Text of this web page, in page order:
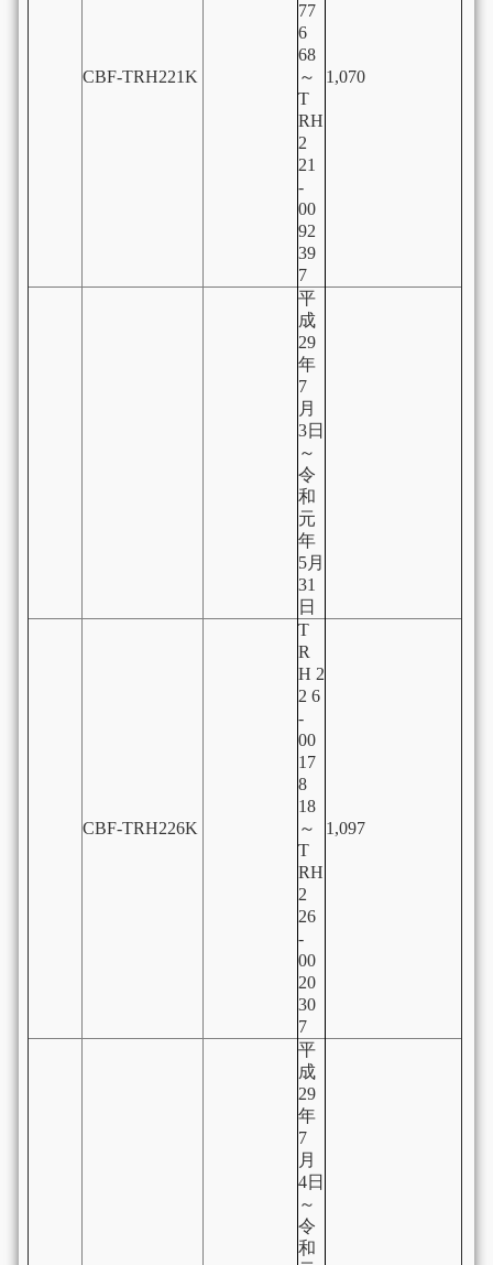
CBF-TRH221K
77
6
68
～
T
RH
2
21
-
00
92
39
7
1,070
平
成
29
年
7
月
3日
～
令
和
元
年
5月
31
日
CBF-TRH226K
T
R
H 2
2 6
-
00
17
8
18
～
T
RH
2
26
-
00
20
30
7
1,097
平
成
29
年
7
月
4日
～
令
和